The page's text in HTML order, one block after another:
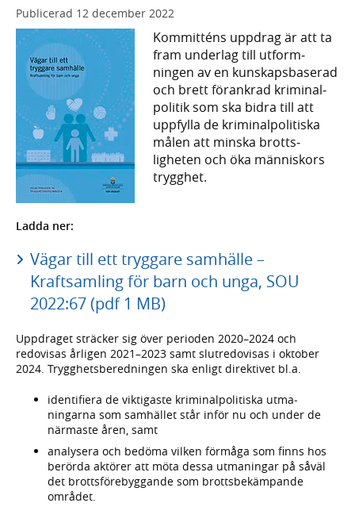
Publicerad 12 december 2022
Kommitténs uppdrag är att ta
fram underlag till utform­
ningen av en kunskaps­baserad
och brett förank­rad kriminal­
politik som ska bidra till att
uppfylla de kriminal­politiska
målen att minska brotts­
ligheten och öka människors
trygghet.
Ladda ner:
Vägar till ett tryggare samhälle –
Kraftsamling för barn och unga, SOU
2022:67 (pdf 1 MB)
Uppdraget sträcker sig över perioden 2020–2024 och
redovisas årligen 2021–2023 samt slut­redovisas i oktober
2024. Trygghets­bered­ningen ska enligt direk­tivet bl.a.
identifiera de viktigaste kriminal­politiska utma­
ningarna som sam­hället står inför nu och under de
närmaste åren, samt
analysera och bedöma vilken förmåga som finns hos
berörda aktö­rer att möta dessa utma­ningar på såväl
det brotts­före­byggande som brotts­bekämpande
området.